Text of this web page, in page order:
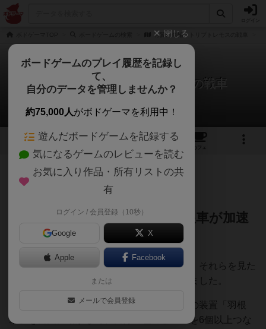
有翼の車輪 / トリプトレモスの戦車
有翼の車輪 / トリプトレモスの戦車
Jampopoノブさんのレビュー
1 2
カフェ
87名 3名 0 約1年前
回して、つながる。思考の羽根車が加速
する2人用決闘
美しいビー玉と、手のひらサイズの羽根車。それらを見た
瞬間、「これはただ者じゃない」と直感しました。
『フリューゲルラート』は、たったひとつの装置「羽根
車」を自由に動かして、自分の色のビー玉を6個以上つな
閉じる
ボードゲームのプレイ履歴を記録し
て、
自分のデータを管理しませんか？
約75,000人がボドゲーマを利用中！
遊んだボードゲームを記録する
気になるゲームのレビューを読む
お気に入り作品・所有リストの共
有
ログイン / 会員登録（10秒）
Google X
Apple Facebook
または
メールで会員登録